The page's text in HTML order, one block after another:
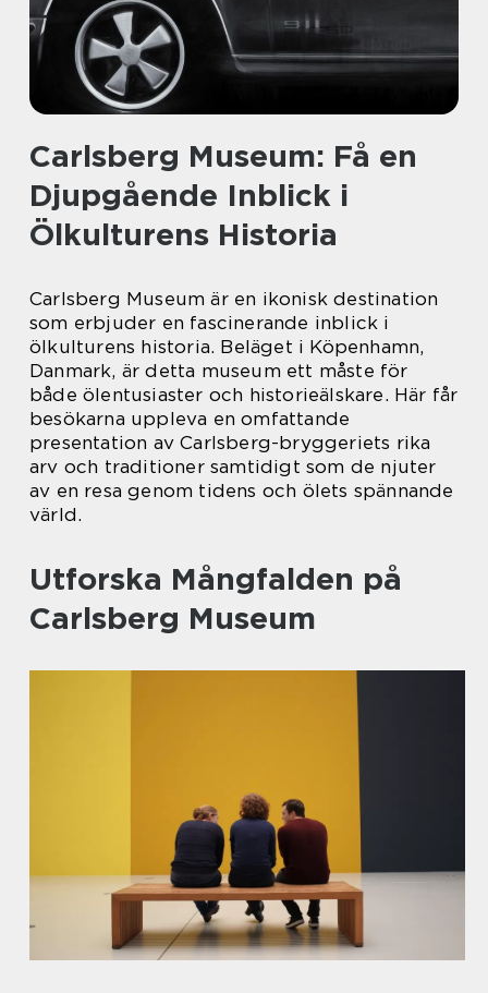
Carlsberg Museum: Få en
Djupgående Inblick i
Ölkulturens Historia
Carlsberg Museum är en ikonisk destination
som erbjuder en fascinerande inblick i
ölkulturens historia. Beläget i Köpenhamn,
Danmark, är detta museum ett måste för
både ölentusiaster och historieälskare. Här får
besökarna uppleva en omfattande
presentation av Carlsberg-bryggeriets rika
arv och traditioner samtidigt som de njuter
av en resa genom tidens och ölets spännande
värld.
Utforska Mångfalden på
Carlsberg Museum